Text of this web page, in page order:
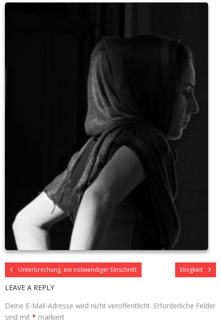
Unterbrechung, ein notwendiger Einschnitt Einigkeit
LEAVE A REPLY
Deine E-Mail-Adresse wird nicht veröffentlicht. Erforderliche Felder
sind mit * markiert